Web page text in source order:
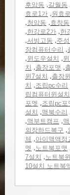
후암동 ,갈월동
효로1가 ,원효
,청암동 ,효창동
,한강로2가 ,한
,서빙고동 ,주
장컴퓨터수리 ,
,윈도우설치 ,
치 ,출장포맷 ,
윈7설치 ,출장
치 ,조립pc수리
립컴퓨터윈설치
포멧 ,조립pc포
설치 ,맥북수리
,맥부트캠프 ,
외장하드복구 ,
체 ,아이맥액정
멧 ,노트북포맷
7설치 ,노트북
10설치 노트북